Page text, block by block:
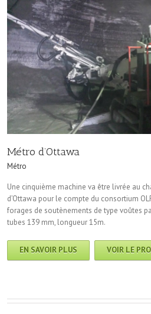
Métro d’Ottawa
Métro
Une cinquième machine va être livrée au
d’Ottawa pour le compte du consortium
forages de soutènements de type voûtes
tubes 139 mm, longueur 15m.
EN SAVOIR PLUS VOIR LE